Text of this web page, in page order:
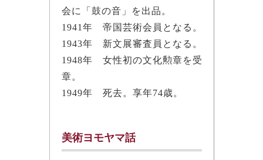
会に「鼓の音」を出品。
1941年 帝国芸術会員となる。
1943年 新文展審査員となる。
1948年 女性初の文化勲章を受
章。
1949年 死去。享年74歳。
美術ヨモヤマ話